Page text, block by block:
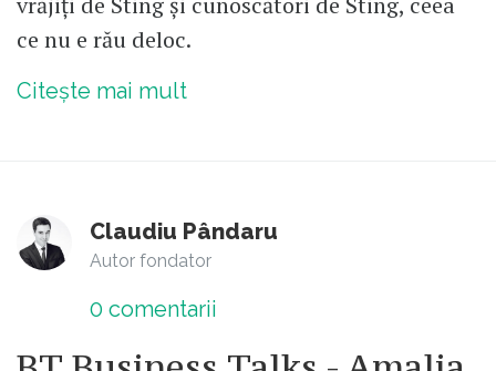
ce nu e rău deloc.
Citește mai mult
Claudiu Pândaru
Autor fondator
0 comentarii